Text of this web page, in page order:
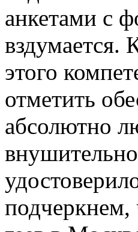
анкетами с
вздумается.
этого
отметить
абсолютно
подчеркнем,